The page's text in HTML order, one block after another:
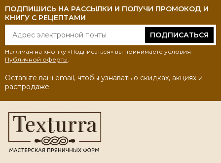
ПОДПИШИСЬ НА РАССЫЛКИ И ПОЛУЧИ ПРОМОКОД И
КНИГУ С РЕЦЕПТАМИ
ПОДПИСАТЬСЯ
Нажимая на кнопку «Подписаться» вы принимаете условия
Публичной оферты
Оставьте ваш email, чтобы узнавать о скидках, акциях и
распродаже.